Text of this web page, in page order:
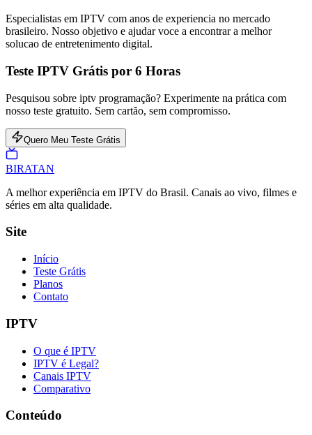
Especialistas em IPTV com anos de experiencia no mercado
brasileiro. Nosso objetivo e ajudar voce a encontrar a melhor
solucao de entretenimento digital.
Teste IPTV Grátis por 6 Horas
Pesquisou sobre iptv programação? Experimente na prática com
nosso teste gratuito. Sem cartão, sem compromisso.
Quero Meu Teste Grátis
BIRATAN
A melhor experiência em IPTV do Brasil. Canais ao vivo, filmes e
séries em alta qualidade.
Site
Início
Teste Grátis
Planos
Contato
IPTV
O que é IPTV
IPTV é Legal?
Canais IPTV
Comparativo
Conteúdo